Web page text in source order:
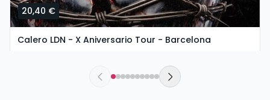
20,40 €
Calero LDN - X Aniversario Tour - Barcelona
La Deskomunal SCCL | Barcelona